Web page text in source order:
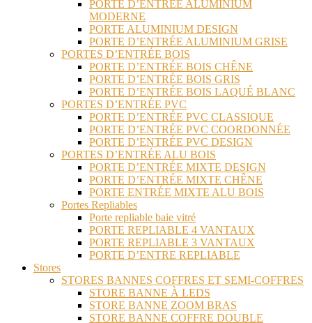
PORTE D’ENTRÉE ALUMINIUM
MODERNE
PORTE ALUMINIUM DESIGN
PORTE D’ENTRÉE ALUMINIUM GRISE
PORTES D’ENTRÉE BOIS
PORTE D’ENTRÉE BOIS CHÊNE
PORTE D’ENTRÉE BOIS GRIS
PORTE D’ENTRÉE BOIS LAQUÉ BLANC
PORTES D’ENTRÉE PVC
PORTE D’ENTRÉE PVC CLASSIQUE
PORTE D’ENTRÉE PVC COORDONNÉE
PORTE D’ENTRÉE PVC DESIGN
PORTES D’ENTRÉE ALU BOIS
PORTE D’ENTRÉE MIXTE DESIGN
PORTE D’ENTRÉE MIXTE CHÊNE
PORTE ENTRÉE MIXTE ALU BOIS
Portes Repliables
Porte repliable baie vitré
PORTE REPLIABLE 4 VANTAUX
PORTE REPLIABLE 3 VANTAUX
PORTE D’ENTRE REPLIABLE
Stores
STORES BANNES COFFRES ET SEMI-COFFRES
STORE BANNE À LEDS
STORE BANNE ZOOM BRAS
STORE BANNE COFFRE DOUBLE